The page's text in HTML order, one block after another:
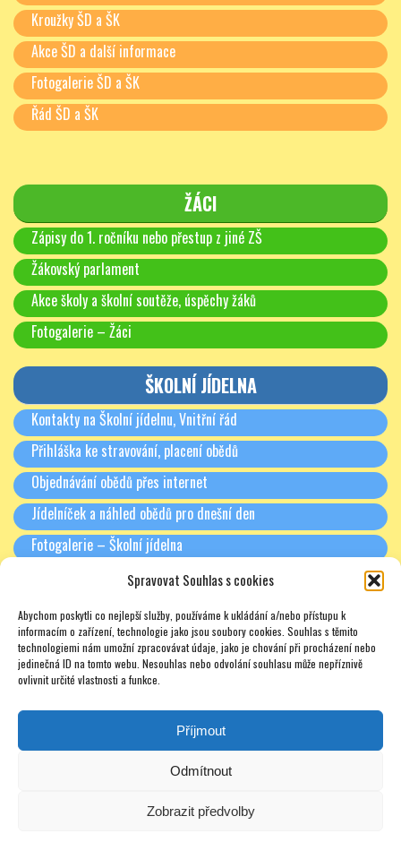
Spravovat Souhlas s cookies
Abychom poskytli co nejlepší služby, používáme k ukládání a/nebo přístupu k
informacím o zařízení, technologie jako jsou soubory cookies. Souhlas s těmito
technologiemi nám umožní zpracovávat údaje, jako je chování při procházení nebo
jedinečná ID na tomto webu. Nesouhlas nebo odvolání souhlasu může nepříznivě
ovlivnit určité vlastnosti a funkce.
Příjmout
Odmítnout
Zobrazit předvolby
2026
Zahájení školního roku
2024/25
Kroužky ŠD a ŠK
Akce ŠD a další informace
Fotogalerie ŠD a ŠK
Řád ŠD a ŠK
ŽÁCI
Zápisy do 1. ročníku nebo přestup z jiné ZŠ
Žákovský parlament
Akce školy a školní soutěže, úspěchy žáků
Fotogalerie – Žáci
ŠKOLNÍ JÍDELNA
Kontakty na Školní jídelnu, Vnitřní řád
Přihláška ke stravování, placení obědů
Objednávání obědů přes internet
Jídelníček a náhled obědů pro dnešní den
Fotogalerie – Školní jídelna
Třídní schůzky + Spolek rodičů (dříve SRPŠ)
Rada školy
Soukromé doučování – zajímavé odkazy – nabídky – texty